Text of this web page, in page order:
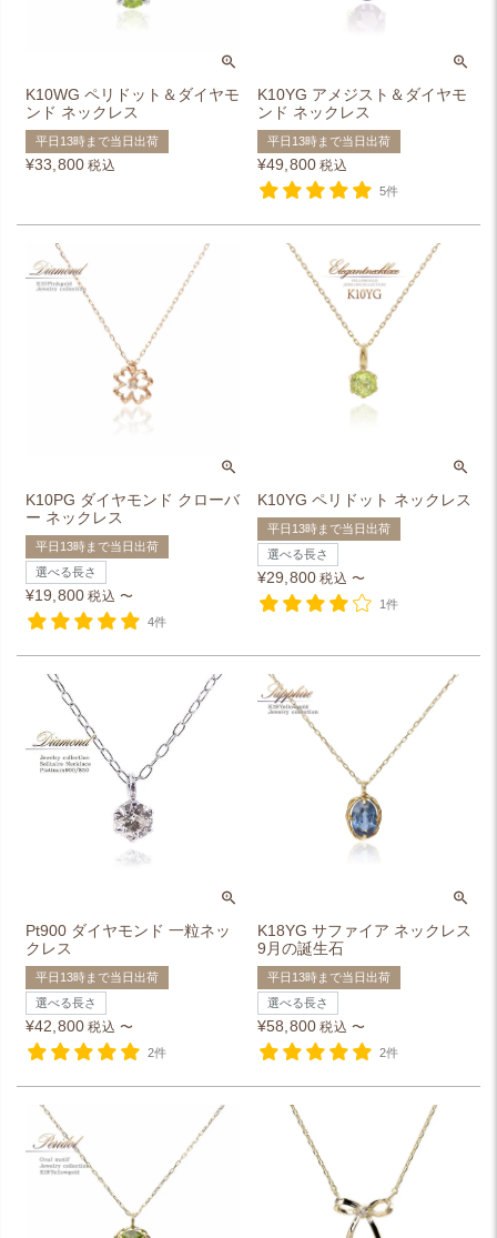
K10WG ペリドット＆ダイヤモ
ンド ネックレス
平日13時まで当日出荷
¥33,800 税込
K10YG アメジスト＆ダイヤモ
ンド ネックレス
平日13時まで当日出荷
¥49,800 税込
5件
K10PG ダイヤモンド クローバ
ー ネックレス
平日13時まで当日出荷
選べる長さ
¥19,800 税込 〜
4件
K10YG ペリドット ネックレス
平日13時まで当日出荷
選べる長さ
¥29,800 税込 〜
1件
Pt900 ダイヤモンド 一粒ネッ
クレス
平日13時まで当日出荷
選べる長さ
¥42,800 税込 〜
2件
K18YG サファイア ネックレス
9月の誕生石
平日13時まで当日出荷
選べる長さ
¥58,800 税込 〜
2件